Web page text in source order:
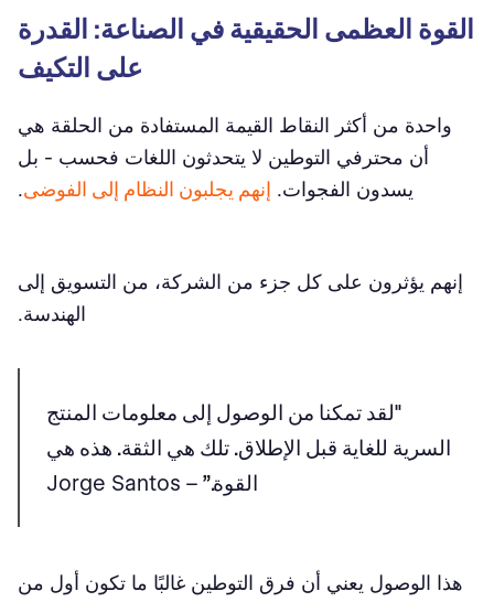
القوة العظمى الحقيقية في الصناعة: القدرة
على التكيف
واحدة من أكثر النقاط القيمة المستفادة من الحلقة هي
أن محترفي التوطين لا يتحدثون اللغات فحسب - بل
يسدون الفجوات. إنهم يجلبون النظام إلى الفوضى.
إنهم يؤثرون على كل جزء من الشركة، من التسويق إلى
الهندسة.
"لقد تمكنا من الوصول إلى معلومات المنتج
السرية للغاية قبل الإطلاق. تلك هي الثقة. هذه هي
القوة.” – Jorge Santos
هذا الوصول يعني أن فرق التوطين غالبًا ما تكون أول من